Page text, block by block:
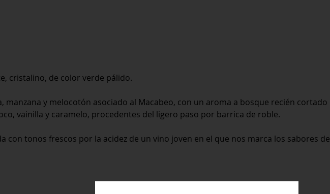
cristalino, de color verde pálido.
manzana y melocotón asociado al Macabeo, con un aroma a bosque recién cortado
vainilla y caramelo, procedentes del ligero paso por barrica de roble.
con tonos frescos por la acidez de un vino joven en el que nos marca los sabores de